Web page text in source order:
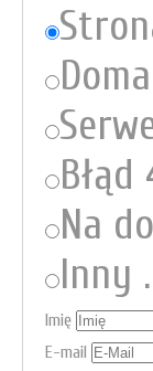
Błąd
Na
Inny
Imię
E-mail